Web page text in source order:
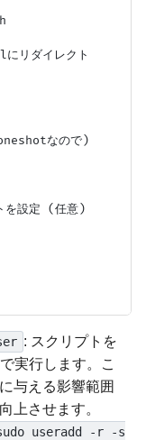
リダイレクト
なので)
を設定 (任意)
: スクリプトを
実行します。こ
与える影響範囲
上させます。
useradd -r -s